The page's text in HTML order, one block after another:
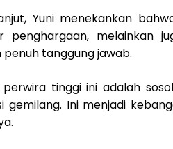
Yuni menekankan
penghargaan, melainkan
penuh tanggung jawab.
perwira tinggi ini adalah
gemilang. Ini menjadi